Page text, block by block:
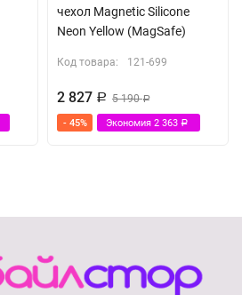
чехол Magnetic Silicone
Neon Yellow (MagSafe)
Код товара: 121-699
2 827 Р 5 190Р
- 45% Экономия 2 363 Р